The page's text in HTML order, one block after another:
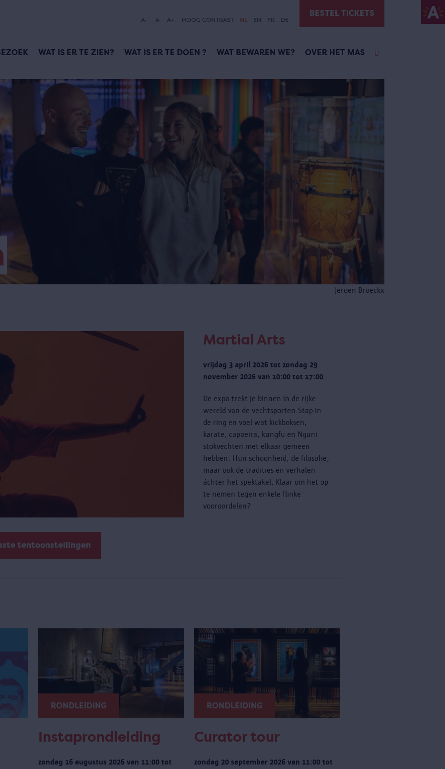
A- A A+ HOOG CONTRAST NL EN FR DE
BESTEL TICKETS
WAT IS ER TE ZIEN? WAT IS ER TE DOEN ? WAT BEWAREN WE? OVER HET MAS
Jeroen Broeckx
Martial Arts
vrijdag 3 april 2026 tot zondag 29
november 2026 van 10:00 tot 17:00
De expo trekt je binnen in de rijke
wereld van de vechtsporten.Stap in
de ring en voel wat kickboksen,
karate, capoeira, kungfu en Nguni
stokvechten met elkaar gemeen
hebben. Hun schoonheid, de filosofie,
maar ook de tradities en verhalen
áchter het spektakel. Klaar om het op
te nemen tegen enkele flinke
vooroordelen?
tentoonstellingen
RONDLEIDING
Instaprondleiding
zondag 16 augustus 2026 van 11:00 tot
RONDLEIDING
Curator tour
zondag 20 september 2026 van 11:00 tot